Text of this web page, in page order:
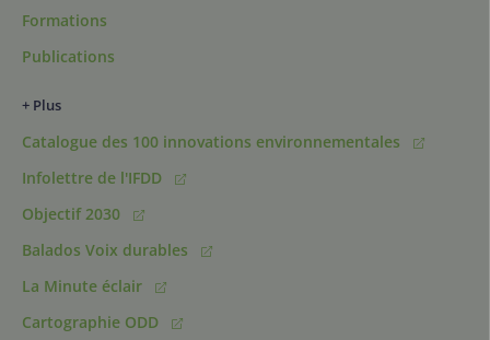
Formations
Publications
+ Plus
Catalogue des 100 innovations environnementales
Infolettre de l'IFDD
Objectif 2030
Balados Voix durables
La Minute éclair
Cartographie ODD